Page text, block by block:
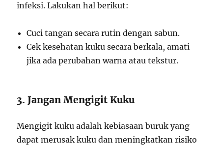
infeksi. Lakukan hal berikut:
Cuci tangan secara rutin dengan sabun.
Cek kesehatan kuku secara berkala, amati
jika ada perubahan warna atau tekstur.
3. Jangan Mengigit Kuku
Mengigit kuku adalah kebiasaan buruk yang
dapat merusak kuku dan meningkatkan risiko